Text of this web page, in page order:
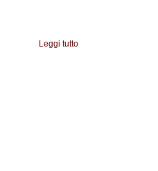
Leggi tutto